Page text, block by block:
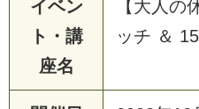
イベン
ト・講
座名
【大人の
ッチ ＆